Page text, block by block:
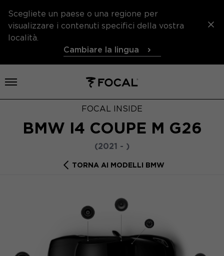
Scegliete un paese o una regione per
visualizzare i contenuti specifici della vostra
località.
Cambiare la lingua
Aprire il menu
FOCAL INSIDE
BMW I4 COUPE M G26
(2021 - )
TORNA AI MODELLI BMW